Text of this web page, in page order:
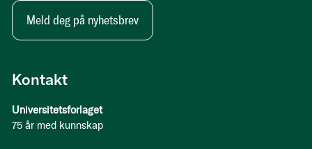
Kontakt
Universitetsforlaget
75 år med kunnskap
Meld deg på nyhetsbrev